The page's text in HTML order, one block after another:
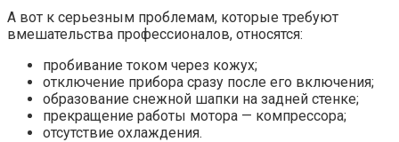
А вот к серьезным проблемам, которые требуют
вмешательства профессионалов, относятся:
пробивание током через кожух;
отключение прибора сразу после его включения;
образование снежной шапки на задней стенке;
прекращение работы мотора — компрессора;
отсутствие охлаждения.